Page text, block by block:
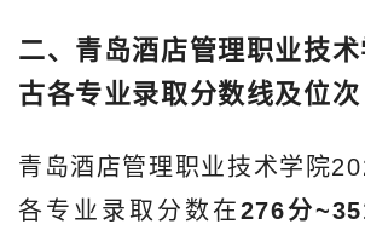
二、青岛酒店管理职业技
古各专业录取分数线及位次
青岛酒店管理职业技术学院
各专业录取分数在276分